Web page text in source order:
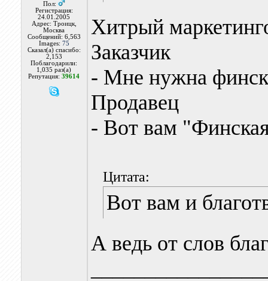
Пол:
Регистрация:
24.01.2005
Адрес: Троицк,
Москва
Сообщений: 6,563
Images: 75
Сказал(а) спасибо:
2,153
Поблагодарили:
1,035 раз(а)
Репутация:39614
Хитрый
Заказчик
- Мне нужна
Продавец
- Вот вам
Цитата:
Вот вам и
А ведь от слов